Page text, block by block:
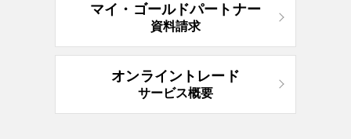
マイ・ゴールドパートナー
資料請求
オンライントレード
サービス概要